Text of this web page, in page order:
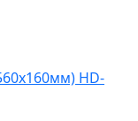
HD-